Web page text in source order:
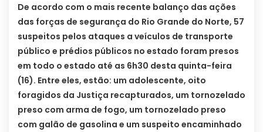
De acordo com o mais recente balanço das ações
das forças de segurança do Rio Grande do Norte, 57
suspeitos pelos ataques a veículos de transporte
público e prédios públicos no estado foram presos
em todo o estado até as 6h30 desta quinta-feira
(16). Entre eles, estão: um adolescente, oito
foragidos da Justiça recapturados, um tornozelado
preso com arma de fogo, um tornozelado preso
com galão de gasolina e um suspeito encaminhado